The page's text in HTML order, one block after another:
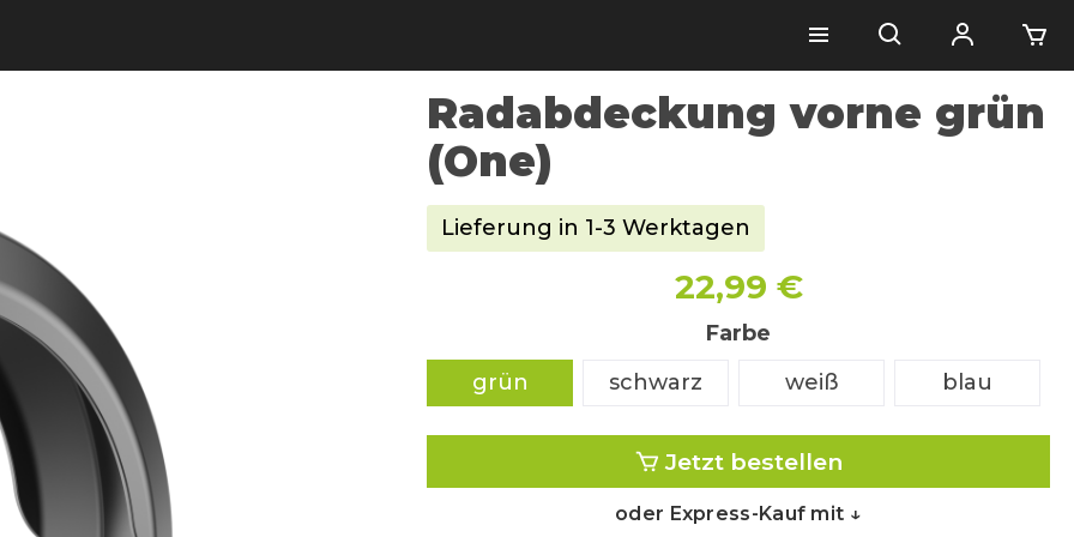
Radabdeckung vorne grün
(One)
Lieferung in 1-3 Werktagen
22,99 €
Farbe
grün
schwarz weiß blau
Jetzt bestellen
oder Express-Kauf mit ↓